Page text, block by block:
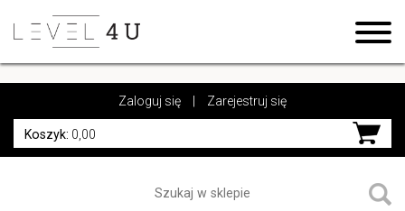
https://www.high-endrolex.com/17
Zaloguj się Zarejestruj się
Koszyk: 0,00
https://www.high-endrolex.com/17